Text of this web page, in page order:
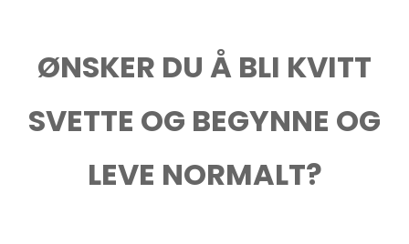
ØNSKER DU Å BLI KVITT
SVETTE OG BEGYNNE OG
LEVE NORMALT?